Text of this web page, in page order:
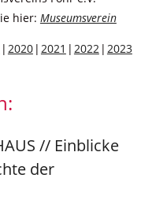
hier: Museumsverein
2020 2021 2022
2023
// Einblicke
der